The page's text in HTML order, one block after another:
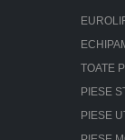
TOATE
PIESE
PIESE